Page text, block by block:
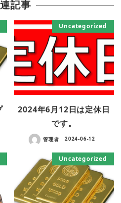
記事
Uncategorized
2024年6月12日は定休日
です。
管理者 2024-06-12
Uncategorized